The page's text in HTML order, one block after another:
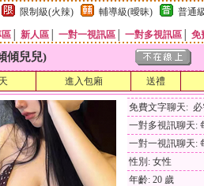
限制級(火辣) 輔導級(曖昧) 普通
區 新人區 一對一視訊區 一對多視訊區 免
傾兒兒)
進入包廂 送禮
免費文字聊天:
一對多視訊聊天:
一對一視訊聊天:
性別: 女性
年齡: 20 歲